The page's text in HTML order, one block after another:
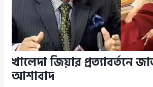
খালেদা জিয়ার প্রত্যাবর্তনে
আশাবাদ